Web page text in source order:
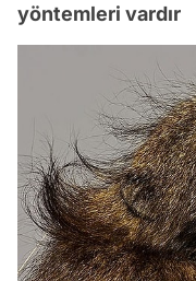
yöntemleri vardır